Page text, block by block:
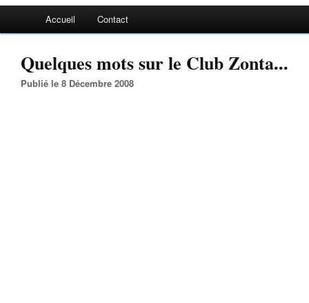
Accueil Contact
Quelques mots sur le Club Zonta...
Publié le 8 Décembre 2008